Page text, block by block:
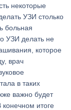
некоторые
УЗИ столько
больная
УЗИ делать не
которое
врач
в таких
важно будет
конечном итоге